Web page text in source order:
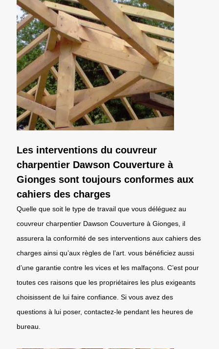
Les interventions du couvreur
charpentier Dawson Couverture à
Gionges sont toujours conformes aux
cahiers des charges
Quelle que soit le type de travail que vous déléguez au
couvreur charpentier Dawson Couverture à Gionges, il
assurera la conformité de ses interventions aux cahiers des
charges ainsi qu’aux règles de l’art. vous bénéficiez aussi
d’une garantie contre les vices et les malfaçons. C’est pour
toutes ces raisons que les propriétaires les plus exigeants
choisissent de lui faire confiance. Si vous avez des
questions à lui poser, contactez-le pendant les heures de
bureau.